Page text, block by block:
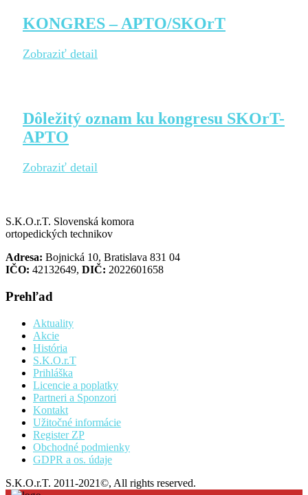
KONGRES – APTO/SKOrT
Zobraziť detail
Dôležitý oznam ku kongresu SKOrT-
APTO
Zobraziť detail
S.K.O.r.T. Slovenská komora
ortopedických technikov
Adresa: Bojnická 10, Bratislava 831 04
IČO: 42132649, DIČ: 2022601658
Prehľad
Aktuality
Akcie
História
S.K.O.r.T
Prihláška
Licencie a poplatky
Partneri a Sponzori
Kontakt
Užitočné informácie
Register ZP
Obchodné podmienky
GDPR a os. údaje
S.K.O.r.T. 2011-2021©, All rights reserved.